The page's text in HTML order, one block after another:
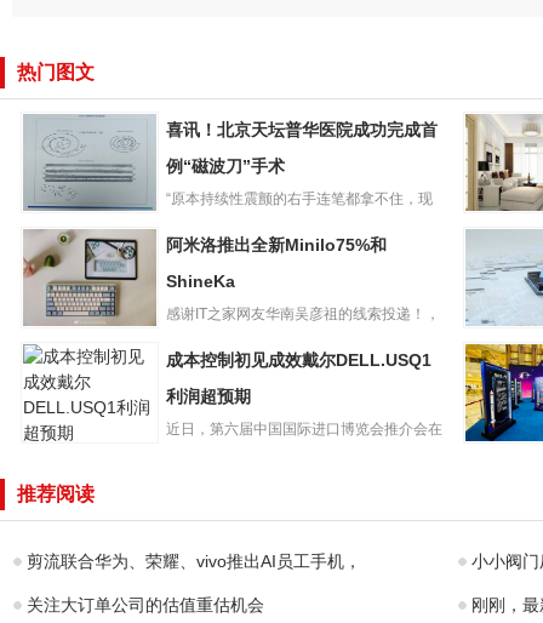
热门图文
喜讯！北京天坛
普华医院成功完
成首例“磁波刀”手
喜讯！北京天坛普华医院成功完成首
例“磁波刀”手术
“原本持续性震颤的右手连笔都拿不住，现
6月资金
基本不存
口，央行
滴灌维
阿米洛推出全新
Minilo75%和
ShineKa
阿米洛推出全新Minilo75%和
ShineKa
感谢IT之家网友华南吴彦祖的线索投递！，
人工智能
动纳指
金追捧
效戴尔
DELL.USQ1利润
成本控制初见成效戴尔DELL.USQ1
利润超预期
近日，第六届中国国际进口博览会推介会在
推荐阅读
剪流联合华为、荣耀、vivo推出AI员工手机， 小小阀
关注大订单公司的估值重估机会 刚刚，